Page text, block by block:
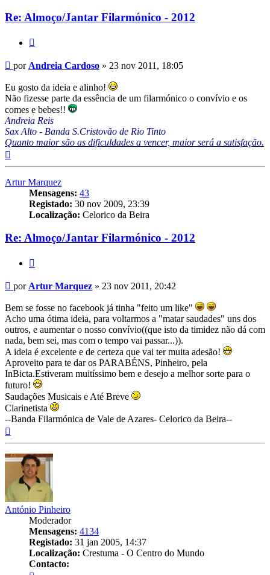
Re: Almoço/Jantar Filarmónico - 2012
Mensagem
por Andreia Cardoso » 23 nov 2011, 18:05
Eu gosto da ideia e alinho!
Não fizesse parte da essência de um filarmónico o convívio e os
comes e bebes!!
Andreia Reis
Sax Alto - Banda S.Cristovão de Rio Tinto
Quanto maior são as dificuldades a vencer, maior será a satisfação.
Artur Marquez
Mensagens: 43
Registado: 30 nov 2009, 23:39
Localização: Celorico da Beira
Re: Almoço/Jantar Filarmónico - 2012
Mensagem
por Artur Marquez » 23 nov 2011, 20:42
Bem se fosse no facebook já tinha "feito um like"
Acho uma ótima ideia, para voltarmos a "matar saudades" uns dos
outros, e aumentar o nosso convívio((que isto da timidez não dá com
nada, bem sei, mas com o tempo vai passar...)).
A ideia é excelente e de certeza que vai ter muita adesão!
Aproveito para te dar os PARABÉNS, Pinheiro, pela
InBicta.Estiveram muitíssimo bem e desejo a melhor sorte para o
futuro!
Saudações Musicais e Até Breve
Clarinetista
--Banda Filarmónica de Vale de Azares- Celorico da Beira--
António Pinheiro
Moderador
Mensagens: 4134
Registado: 31 jan 2005, 14:37
Localização: Crestuma - O Centro do Mundo
Contacto: